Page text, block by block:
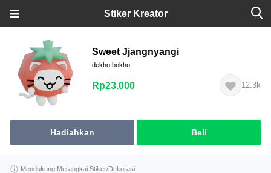
Stiker Kreator
Sweet Jjangnyangi
dekho bokho
Rp23.000 12.3k
Hadiahkan Beli
Mendukung Merangkai Stiker/Dekorasi